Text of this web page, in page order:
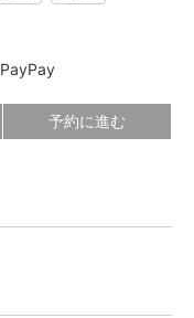
PayPay
予約に進む